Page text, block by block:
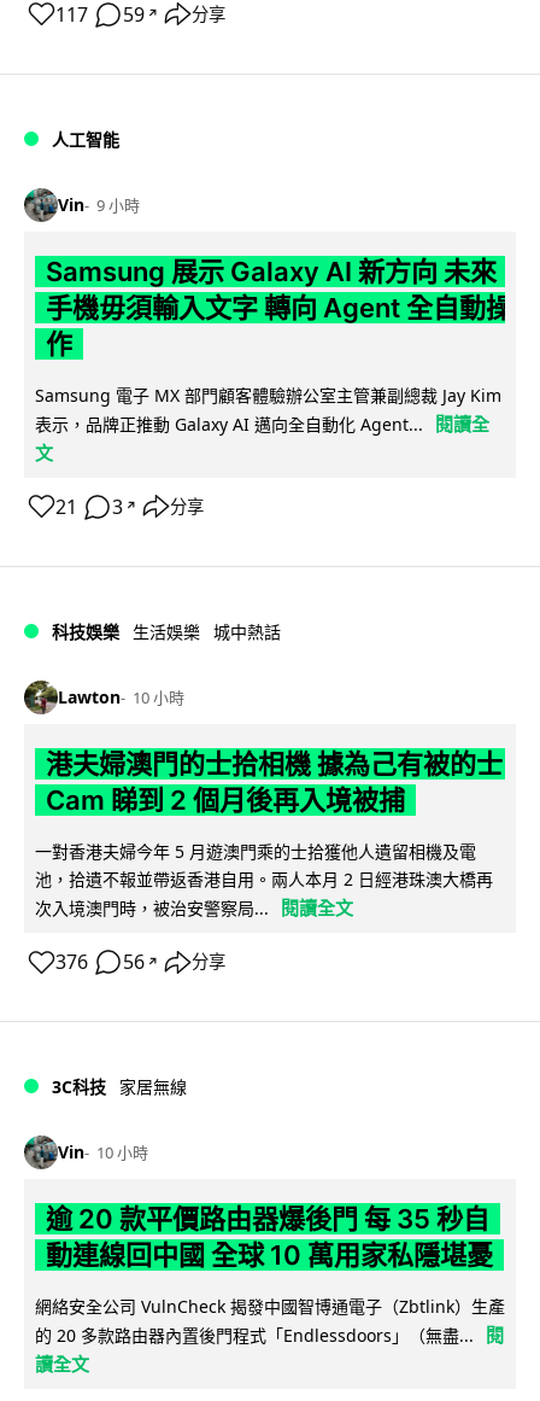
117 59 ↗ 分享
人工智能
Vin 9 小時
Samsung 展示 Galaxy AI 新方向 未來
手機毋須輸入文字 轉向 Agent 全自動操
作
Samsung 電子 MX 部門顧客體驗辦公室主管兼副總裁 Jay Kim
表示，品牌正推動 Galaxy AI 邁向全自動化 Agent...
閱讀全
文
21 3 ↗ 分享
科技娛樂 生活娛樂 城中熱話
Lawton 10 小時
港夫婦澳門的士拾相機 據為己有被的士
Cam 睇到 2 個月後再入境被捕
一對香港夫婦今年 5 月遊澳門乘的士拾獲他人遺留相機及電
池，拾遺不報並帶返香港自用。兩人本月 2 日經港珠澳大橋再
次入境澳門時，被治安警察局...
閱讀全文
376 56 ↗ 分享
3C科技 家居無線
Vin 10 小時
逾 20 款平價路由器爆後門 每 35 秒自
動連線回中國 全球 10 萬用家私隱堪憂
網絡安全公司 VulnCheck 揭發中國智博通電子（Zbtlink）生產
的 20 多款路由器內置後門程式「Endlessdoors」（無盡...
閱
讀全文